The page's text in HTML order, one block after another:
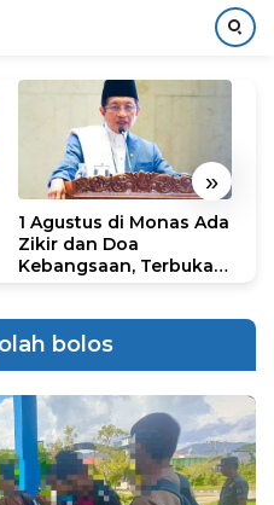
»
1 Agustus di Monas Ada
Zikir dan Doa
Kebangsaan, Terbuka
bolos